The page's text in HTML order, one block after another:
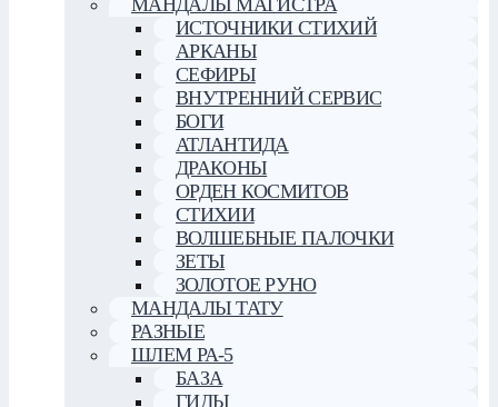
ИСТОЧНИКИ СТИХИЙ
АРКАНЫ
СЕФИРЫ
ВНУТРЕННИЙ СЕРВИС
БОГИ
АТЛАНТИДА
ДРАКОНЫ
ОРДЕН КОСМИТОВ
СТИХИИ
ВОЛШЕБНЫЕ ПАЛОЧКИ
ЗЕТЫ
ЗОЛОТОЕ РУНО
МАНДАЛЫ ТАТУ
РАЗНЫЕ
ШЛЕМ РА-5
БАЗА
ГИДЫ